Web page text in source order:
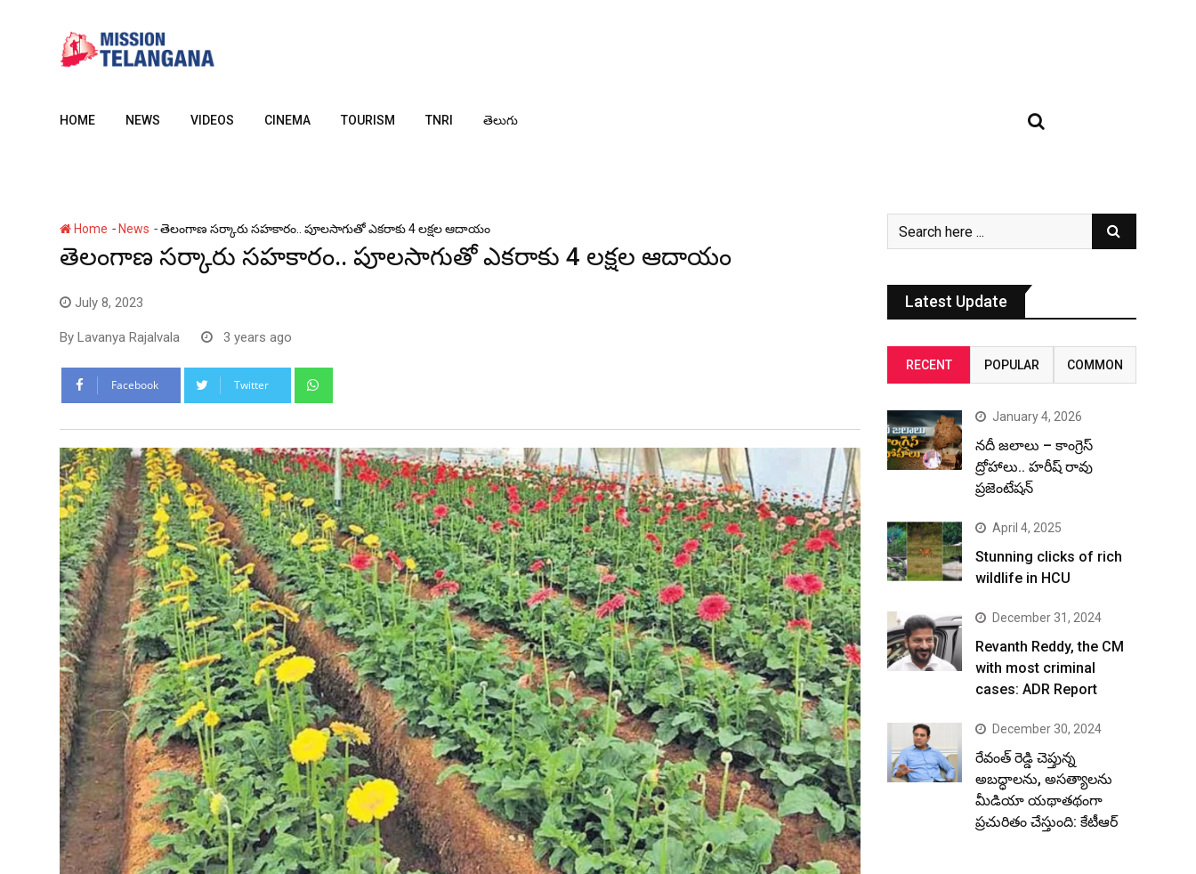
HOME NEWS VIDEOS CINEMA TOURISM TNRI తెలుగు
Home - News -తెలంగాణ స‌ర్కారు స‌హ‌కారం.. పూల‌సాగుతో ఎక‌రాకు 4 ల‌క్ష‌ల ఆదాయం
తెలంగాణ స‌ర్కారు స‌హ‌కారం.. పూల‌సాగుతో ఎక‌రాకు 4 ల‌క్ష‌ల ఆదాయం
July 8, 2023
By Lavanya Rajalvala 3 years ago
Facebook Twitter
Latest Update
RECENT POPULAR COMMON
January 4, 2026
నదీ జలాలు – కాంగ్రెస్
ద్రోహాలు.. హరీష్ రావు
ప్రజెంటేషన్
April 4, 2025
Stunning clicks of rich
wildlife in HCU
December 31, 2024
Revanth Reddy, the CM
with most criminal
cases: ADR Report
December 30, 2024
రేవంత్ రెడ్డి చెప్తున్న
అబద్ధాలను, అసత్యాలను
మీడియా యథాతథంగా
ప్రచురితం చేస్తుంది: కేటీఆర్